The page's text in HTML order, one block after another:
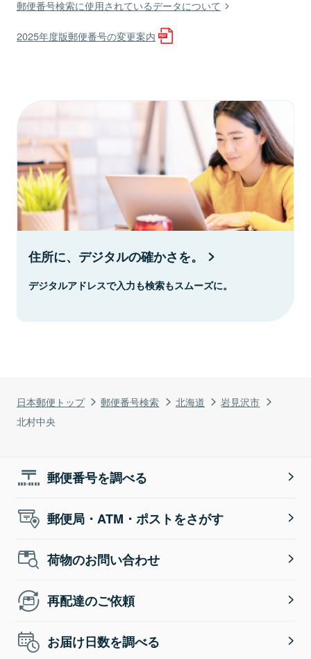
日本郵便トップ 郵便番号検索 北海道
岩見沢市
北村中央
郵便番号検索に使用されているデータについて
2025年度版郵便番号の変更案内
住所に、デジタルの確かさを。
デジタルアドレスで入力も検索もスムーズに。
郵便番号を調べる
郵便局・ATM・ポストをさがす
荷物のお問い合わせ
再配達のご依頼
お届け日数を調べる